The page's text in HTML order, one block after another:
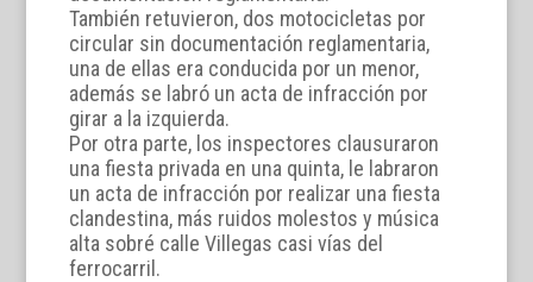
También retuvieron, dos motocicletas por
circular sin documentación reglamentaria,
una de ellas era conducida por un menor,
además se labró un acta de infracción por
girar a la izquierda.
Por otra parte, los inspectores clausuraron
una fiesta privada en una quinta, le labraron
un acta de infracción por realizar una fiesta
clandestina, más ruidos molestos y música
alta sobré calle Villegas casi vías del
ferrocarril.